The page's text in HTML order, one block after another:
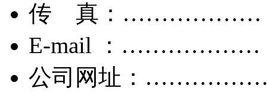
传 真：………………
E-mail ：………………
公司网址：